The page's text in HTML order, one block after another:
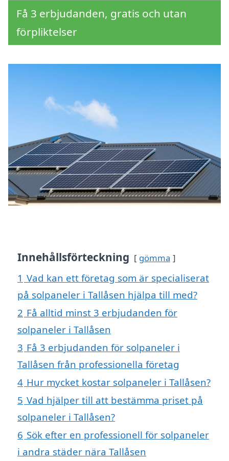
Få 3 erbjudanden, gratis och utan
förpliktelser
Innehållsförteckning gömma
1 Vad kan ett företag som är specialiserat
på solpaneler i Tallåsen hjälpa till med?
2 Få alltid minst 3 erbjudanden för
solpaneler i Tallåsen
3 Få 3 erbjudanden för solpaneler i
Tallåsen från professionella företag
4 Hur mycket kostar solpaneler i Tallåsen?
5 Vad hjälper till att bestämma priset på
solpaneler i Tallåsen?
6 Sök efter en professionell för solpaneler
i andra städer nära Tallåsen